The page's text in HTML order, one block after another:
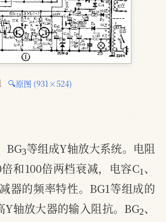
🔍原图 (931×524)
BG 3
等组成Y轴放大系统。电阻
和100倍两档衰减，电容C1、
器的频率特性。BG1等组成的
Y轴放大器的输入阻抗。BG2、